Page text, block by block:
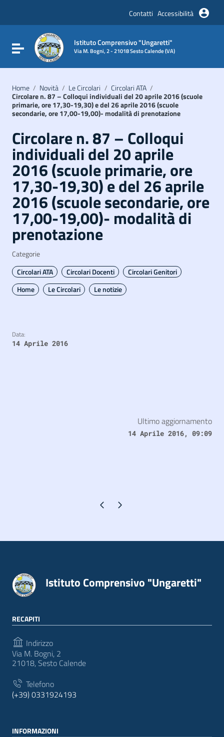
Vai al footer
Contatti Accessibilità
Attiva / disattiva la navigazione
Istituto Comprensivo "Ungaretti"
Via M. Bogni, 2 - 21018 Sesto Calende (VA)
Home / Novità / Le Circolari / Circolari ATA /
Circolare n. 87 – Colloqui individuali del 20 aprile 2016 (scuole
primarie, ore 17,30-19,30) e del 26 aprile 2016 (scuole
secondarie, ore 17,00-19,00)- modalità di prenotazione
Circolare n. 87 – Colloqui
individuali del 20 aprile
2016 (scuole primarie, ore
17,30-19,30) e del 26 aprile
2016 (scuole secondarie, ore
17,00-19,00)- modalità di
prenotazione
Categorie
Circolari ATA
Circolari Docenti
Circolari Genitori
Home
Le Circolari Le notizie
Data:
14 Aprile 2016
Ultimo aggiornamento
14 Aprile 2016, 09:09
Pagina precedente
Pagina successiva
Istituto Comprensivo "Ungaretti"
RECAPITI
Indirizzo
Via M. Bogni, 2
21018, Sesto Calende
Telefono
(+39) 0331924193
INFORMAZIONI